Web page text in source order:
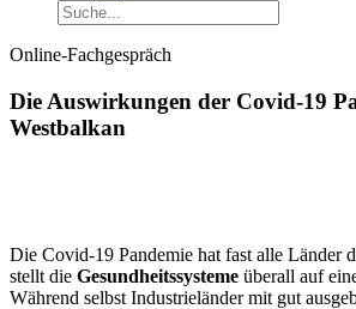
Online-Fachgespräch
Die Auswirkungen der Covid-19
Westbalkan
Die Covid-19 Pandemie hat fast alle Länder
stellt die Gesundheitssysteme überall auf
Während selbst Industrieländer mit gut